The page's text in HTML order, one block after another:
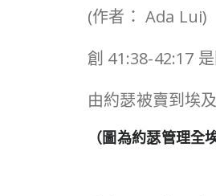
(作者： Ada Lui)
創 41:38-42:17
由約瑟被賣到埃
（圖為約瑟管理